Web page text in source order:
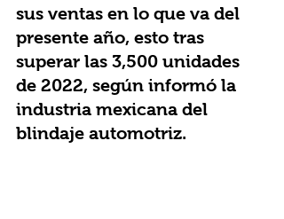
sus ventas en lo que va del
presente año, esto tras
superar las 3,500 unidades
de 2022, según informó la
industria mexicana del
blindaje automotriz.